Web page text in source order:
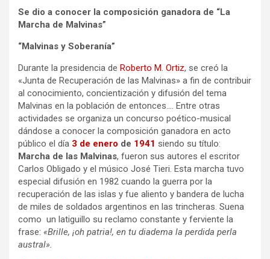
Se dio a conocer la composición ganadora de “La
Marcha de Malvinas”
“Malvinas y Soberanía”
Durante la presidencia de Roberto M. Ortiz, se creó la
«Junta de Recuperación de las Malvinas» a fin de contribuir
al conocimiento, concientización y difusión del tema
Malvinas en la población de entonces…. Entre otras
actividades se organiza un concurso poético-musical
dándose a conocer la composición ganadora en acto
público el día 3 de enero de 1941 siendo su título:
Marcha de las Malvinas, fueron sus autores el escritor
Carlos Obligado y el músico José Tieri. Esta marcha tuvo
especial difusión en 1982 cuando la guerra por la
recuperación de las islas y fue aliento y bandera de lucha
de miles de soldados argentinos en las trincheras. Suena
como un latiguillo su reclamo constante y ferviente la
frase: «Brille, ¡oh patria!, en tu diadema la perdida perla
austral».